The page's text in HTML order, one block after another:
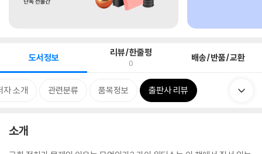
도서정보 리뷰/한줄평
0 배송/반품/교환
자 소개 관련분류 품목정보 출판사 리뷰
소개